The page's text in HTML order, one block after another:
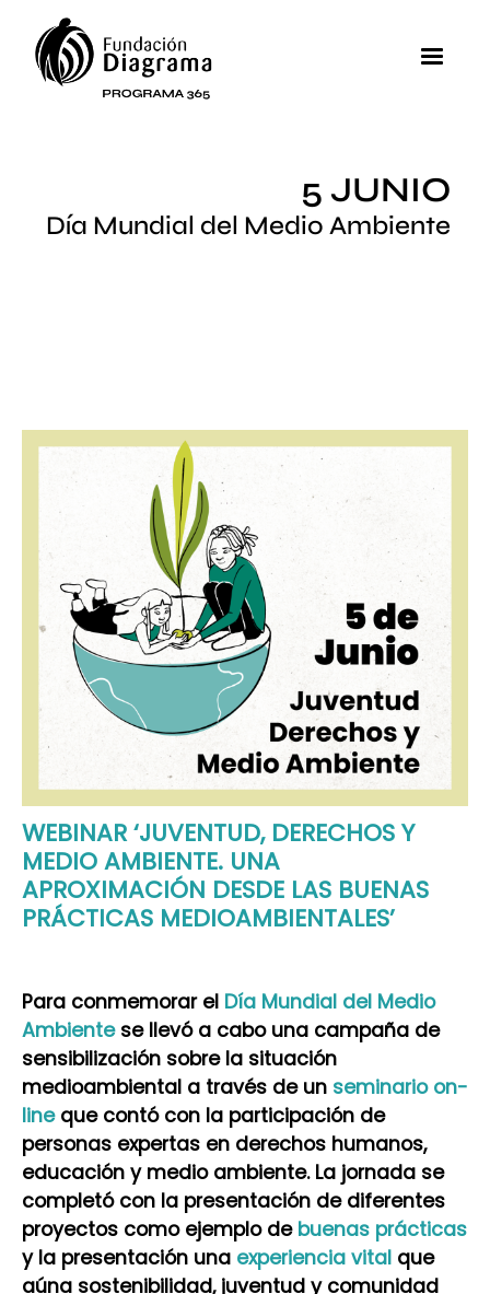
Pasar al contenido principal
5 JUNIO
Día Mundial del Medio Ambiente
WEBINAR ‘JUVENTUD, DERECHOS Y
MEDIO AMBIENTE. UNA
APROXIMACIÓN DESDE LAS BUENAS
PRÁCTICAS MEDIOAMBIENTALES’
Para conmemorar el Día Mundial del Medio
Ambientese llevó a cabo una campaña de
sensibilización sobre la situación
medioambiental a través de un seminario on-
line que contó con la participación de
personas expertas en derechos humanos,
educación y medio ambiente. La jornada se
completó con la presentación de diferentes
proyectos como ejemplo debuenas prácticas
y la presentación una experiencia vital que
aúna sostenibilidad, juventud y comunidad